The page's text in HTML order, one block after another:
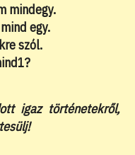
mindegy.
egy.
szól.
igaz történetekről,